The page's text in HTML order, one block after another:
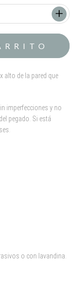
alto de la pared que
imperfecciones y no
pegado. Si está
o con lavandina.